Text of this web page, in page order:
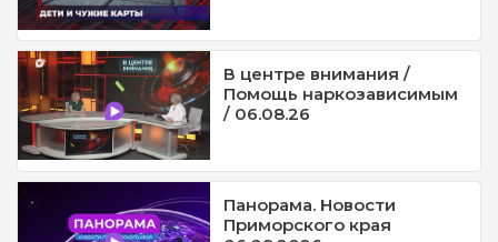
В центре внимания /
Помощь наркозависимым
/ 06.08.26
Панорама. Новости
Приморского края